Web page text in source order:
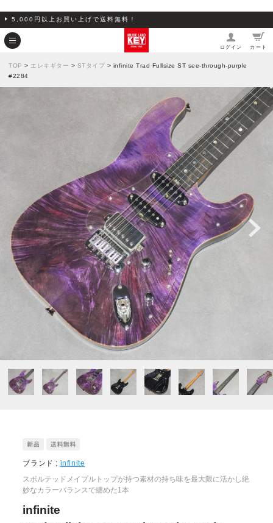
5,000円以上お買い上げで送料無料！
ログイン カート
TOP > エレキギター > STタイプ > infinite Trad Fullsize ST see-through-purple
#2284
ブランド : infinite
スポルテッドメイプルトップが持つ素材の持ち味を最大限に活かし絶
妙なカラーバランスで纏めた1本
infinite